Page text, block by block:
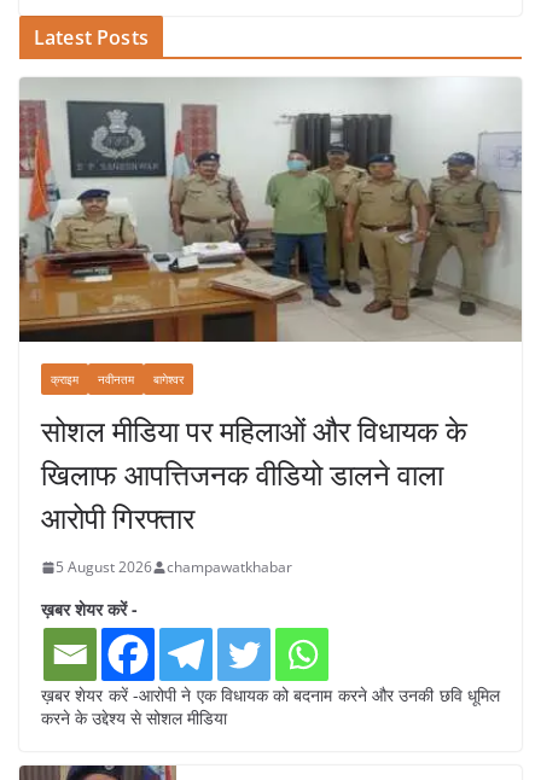
Latest Posts
क्राइम नवीनतम बागेश्वर
सोशल मीडिया पर महिलाओं और विधायक के
खिलाफ आपत्तिजनक वीडियो डालने वाला
आरोपी गिरफ्तार
5 August 2026 champawatkhabar
ख़बर शेयर करें -
ख़बर शेयर करें -आरोपी ने एक विधायक को बदनाम करने और उनकी छवि धूमिल
करने के उद्देश्य से सोशल मीडिया